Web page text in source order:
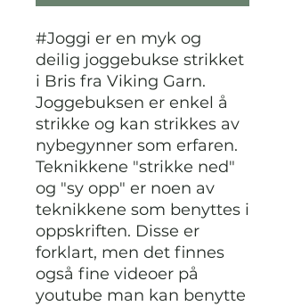
#Joggi er en myk og
deilig joggebukse strikket
i Bris fra Viking Garn.
Joggebuksen er enkel å
strikke og kan strikkes av
nybegynner som erfaren.
Teknikkene "strikke ned"
og "sy opp" er noen av
teknikkene som benyttes i
oppskriften. Disse er
forklart, men det finnes
også fine videoer på
youtube man kan benytte